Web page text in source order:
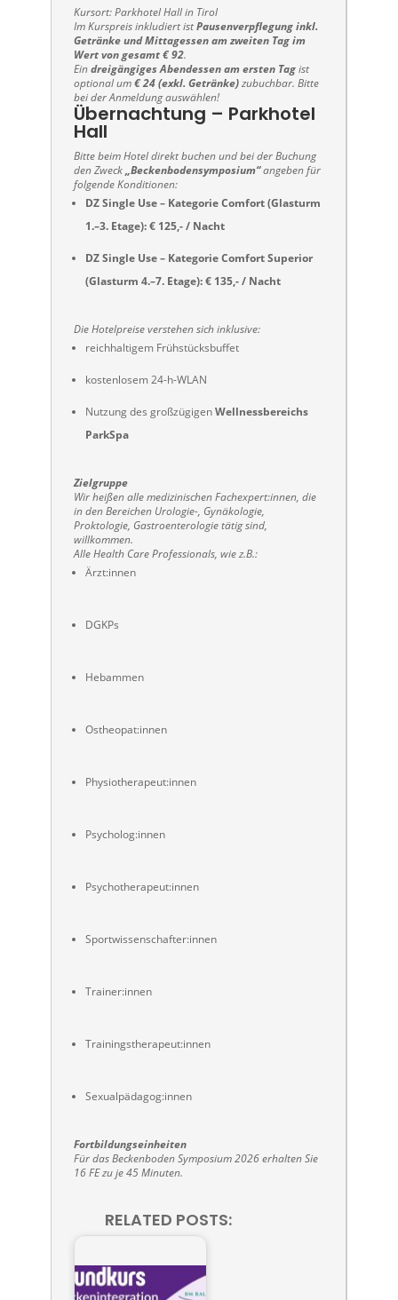
Kursort: Parkhotel Hall in Tirol
Im Kurspreis inkludiert istPausenverpflegung inkl.
Getränke und Mittagessen am zweiten Tag im
Wert von gesamt € 92.
Eindreigängiges Abendessen am ersten Tagist
optional um€ 24 (exkl. Getränke)zubuchbar. Bitte
bei der Anmeldung auswählen!
Übernachtung – Parkhotel
Hall
Bitte beim Hotel direkt buchen und bei der Buchung
den Zweck„Beckenbodensymposium“angeben für
folgende Konditionen:
DZ Single Use – Kategorie Comfort (Glasturm
1.–3. Etage): € 125,- / Nacht
DZ Single Use – Kategorie Comfort Superior
(Glasturm 4.–7. Etage): € 135,- / Nacht
Die Hotelpreise verstehen sich inklusive:
reichhaltigem Frühstücksbuffet
kostenlosem 24-h-WLAN
Nutzung des großzügigenWellnessbereichs
ParkSpa
Zielgruppe
Wir heißen alle medizinischen Fachexpert:innen, die
in den Bereichen Urologie-, Gynäkologie,
Proktologie, Gastroenterologie tätig sind,
willkommen.
Alle Health Care Professionals, wie z.B.:
Ärzt:innen
DGKPs
Hebammen
Ostheopat:innen
Physiotherapeut:innen
Psycholog:innen
Psychotherapeut:innen
Sportwissenschafter:innen
Trainer:innen
Trainingstherapeut:innen
Sexualpädagog:innen
Fortbildungseinheiten
Für das Beckenboden Symposium 2026 erhalten Sie
16 FE zu je 45 Minuten.
RELATED POSTS: